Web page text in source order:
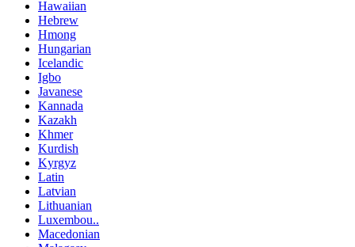
Hawaiian
Hebrew
Hmong
Hungarian
Icelandic
Igbo
Javanese
Kannada
Kazakh
Khmer
Kurdish
Kyrgyz
Latin
Latvian
Lithuanian
Luxembou..
Macedonian